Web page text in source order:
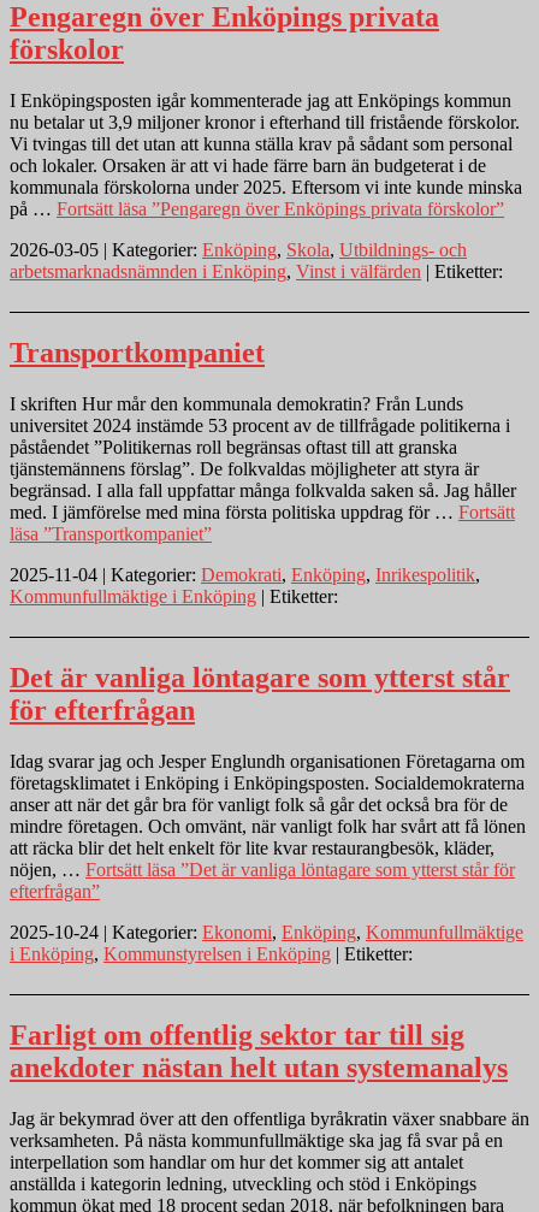
Pengaregn över Enköpings privata
förskolor
I Enköpingsposten igår kommenterade jag att Enköpings kommun
nu betalar ut 3,9 miljoner kronor i efterhand till fristående förskolor.
Vi tvingas till det utan att kunna ställa krav på sådant som personal
och lokaler. Orsaken är att vi hade färre barn än budgeterat i de
kommunala förskolorna under 2025. Eftersom vi inte kunde minska
på … Fortsätt läsa ”Pengaregn över Enköpings privata förskolor”
2026-03-05 | Kategorier: Enköping, Skola, Utbildnings- och
arbetsmarknadsnämnden i Enköping, Vinst i välfärden | Etiketter:
Transportkompaniet
I skriften Hur mår den kommunala demokratin? Från Lunds
universitet 2024 instämde 53 procent av de tillfrågade politikerna i
påståendet ”Politikernas roll begränsas oftast till att granska
tjänstemännens förslag”. De folkvaldas möjligheter att styra är
begränsad. I alla fall uppfattar många folkvalda saken så. Jag håller
med. I jämförelse med mina första politiska uppdrag för … Fortsätt
läsa ”Transportkompaniet”
2025-11-04 | Kategorier: Demokrati, Enköping, Inrikespolitik,
Kommunfullmäktige i Enköping | Etiketter:
Det är vanliga löntagare som ytterst står
för efterfrågan
Idag svarar jag och Jesper Englundh organisationen Företagarna om
företagsklimatet i Enköping i Enköpingsposten. Socialdemokraterna
anser att när det går bra för vanligt folk så går det också bra för de
mindre företagen. Och omvänt, när vanligt folk har svårt att få lönen
att räcka blir det helt enkelt för lite kvar restaurangbesök, kläder,
nöjen, … Fortsätt läsa ”Det är vanliga löntagare som ytterst står för
efterfrågan”
2025-10-24 | Kategorier: Ekonomi, Enköping, Kommunfullmäktige
i Enköping, Kommunstyrelsen i Enköping | Etiketter:
Farligt om offentlig sektor tar till sig
anekdoter nästan helt utan systemanalys
Jag är bekymrad över att den offentliga byråkratin växer snabbare än
verksamheten. På nästa kommunfullmäktige ska jag få svar på en
interpellation som handlar om hur det kommer sig att antalet
anställda i kategorin ledning, utveckling och stöd i Enköpings
kommun ökat med 18 procent sedan 2018, när befolkningen bara